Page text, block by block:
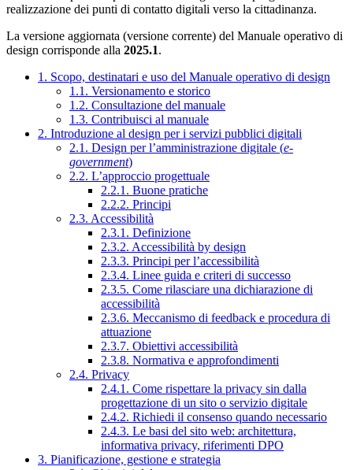
realizzazione dei punti di contatto digitali verso la cittadinanza.
La versione aggiornata (versione corrente) del Manuale operativo di
design corrisponde alla 2025.1.
1. Scopo, destinatari e uso del Manuale operativo di design
1.1. Versionamento e storico
1.2. Consultazione del manuale
1.3. Contribuisci al manuale
2. Introduzione al design per i servizi pubblici digitali
2.1. Design per l’amministrazione digitale (e-
government)
2.2. L’approccio progettuale
2.2.1. Buone pratiche
2.2.2. Principi
2.3. Accessibilità
2.3.1. Definizione
2.3.2. Accessibilità by design
2.3.3. Principi per l’accessibilità
2.3.4. Linee guida e criteri di successo
2.3.5. Come rilasciare una dichiarazione di
accessibilità
2.3.6. Meccanismo di feedback e procedura di
attuazione
2.3.7. Obiettivi accessibilità
2.3.8. Normativa e approfondimenti
2.4. Privacy
2.4.1. Come rispettare la privacy sin dalla
progettazione di un sito o servizio digitale
2.4.2. Richiedi il consenso quando necessario
2.4.3. Le basi del sito web: architettura,
informativa privacy, riferimenti DPO
3. Pianificazione, gestione e strategia